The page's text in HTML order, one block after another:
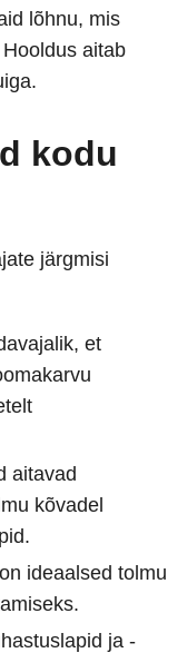
lõhnu, mis
aitab
kodu
järgmisi
et
aitavad
kõvadel
ideaalsed tolmu
ja -